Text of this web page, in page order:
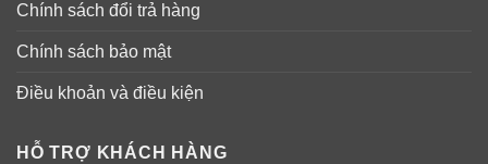
Chính sách đổi trả hàng
Chính sách bảo mật
Điều khoản và điều kiện
HỖ TRỢ KHÁCH HÀNG